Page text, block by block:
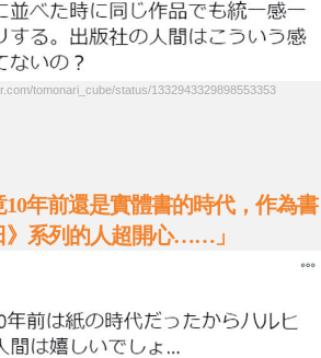
tomonari_cube/status/1332943329898553353
年前還是實體書的時代，作為書
》系列的人超開心……」